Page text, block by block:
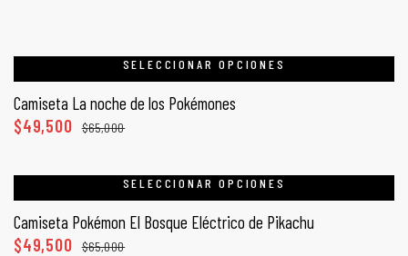
SELECCIONAR OPCIONES
Camiseta La noche de los Pokémones
$65,000
$49,500
SELECCIONAR OPCIONES
Camiseta Pokémon El Bosque Eléctrico de Pikachu
$65,000
$49,500